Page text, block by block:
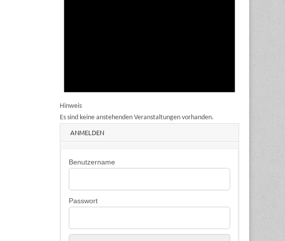
Hinweis
Es sind keine anstehenden Veranstaltungen vorhanden.
ANMELDEN
Benutzername
Passwort